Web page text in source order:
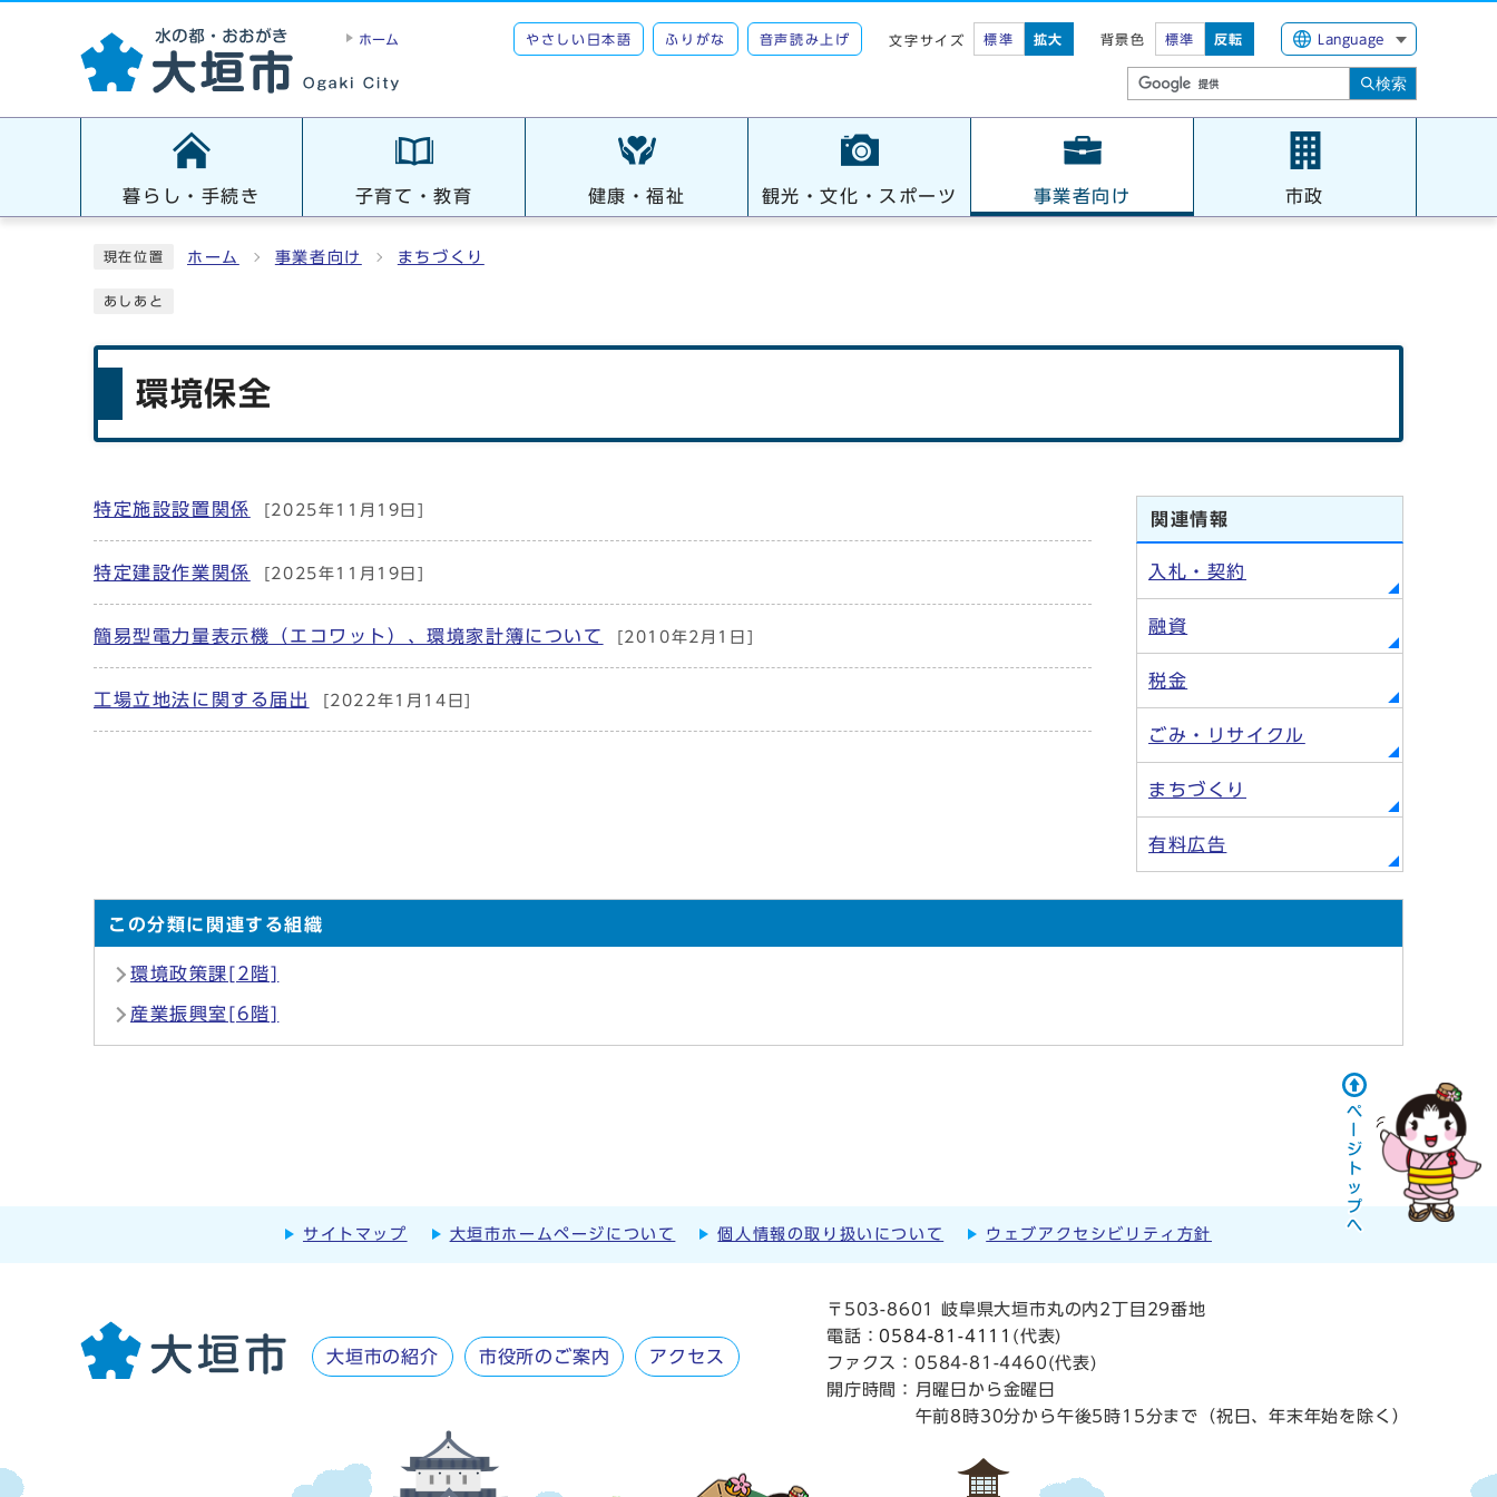
ホーム やさしい日本語 ふりがな 音声読み上げ 文字サイズ 標準 拡大 背景色 標準 反転 Language
検索
暮らし・手続き 子育て・教育 健康・福祉 観光・文化・スポーツ 事業者向け 市政
現在位置 ホーム 事業者向け まちづくり
あしあと
環境保全
メインメニュー
特定施設設置関係 [2025年11月19日]
特定建設作業関係 [2025年11月19日]
簡易型電力量表示機（エコワット）、環境家計簿について [2010年2月1日]
工場立地法に関する届出 [2022年1月14日]
関連情報
入札・契約
融資
税金
ごみ・リサイクル
まちづくり
有料広告
この分類に関連する組織
環境政策課[2階]
産業振興室[6階]
サイトマップ 大垣市ホームページについて 個人情報の取り扱いについて ウェブアクセシビリティ方針
大垣市の紹介 市役所のご案内 アクセス
〒503-8601 岐阜県大垣市丸の内2丁目29番地
電話：0584-81-4111 (代表)
ファクス：0584-81-4460(代表)
開庁時間： 月曜日から金曜日
午前8時30分から午後5時15分まで（祝日、年末年始を除く）